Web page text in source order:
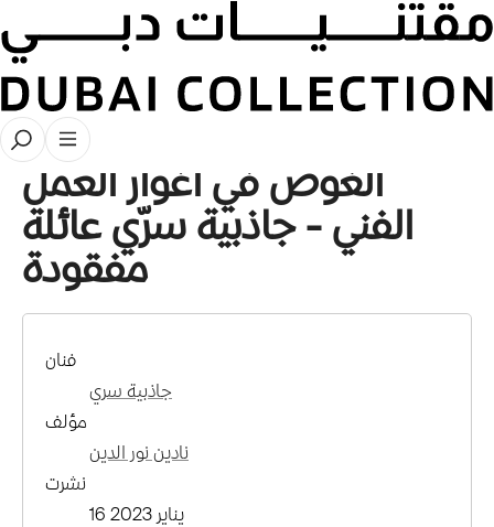
الغوص في أغوار العمل الفني
الغوص في أغوار العمل
الفني - جاذبية سرّي عائلة
مفقودة
فنان
جاذبية سري
مؤلف
نادين نور الدين
نشرت
16 يناير 2023